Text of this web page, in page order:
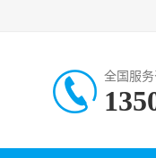
全国服